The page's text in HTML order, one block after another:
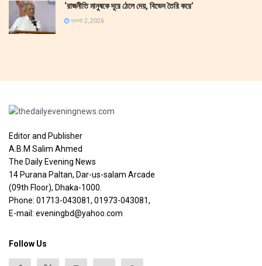
‘রাজনীতি মানুষকে দূরে ঠেলে দেয়, বিভেদ তৈরি করে’
আগস্ট 2, 2026
Editor and Publisher
A.B.M Salim Ahmed
The Daily Evening News
14 Purana Paltan, Dar-us-salam Arcade
(09th Floor), Dhaka-1000.
Phone: 01713-043081, 01973-043081,
E-mail: eveningbd@yahoo.com
Follow Us